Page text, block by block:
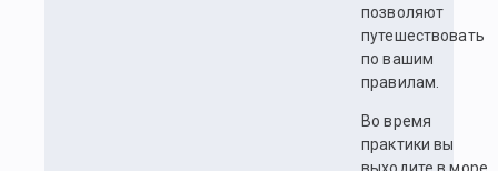
позволяют
путешествовать
по вашим
правилам.
Во время
практики вы